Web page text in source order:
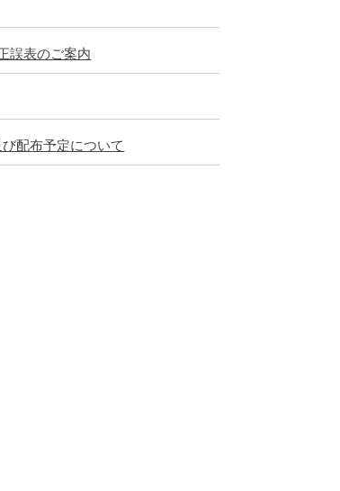
誤表のご案内
配布予定について